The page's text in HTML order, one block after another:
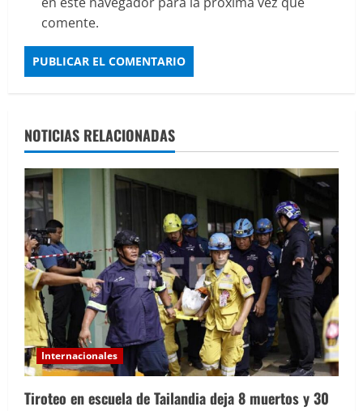
comente.
NOTICIAS RELACIONADAS
Internacionales
Tiroteo en escuela de Tailandia deja 8 muertos y 30